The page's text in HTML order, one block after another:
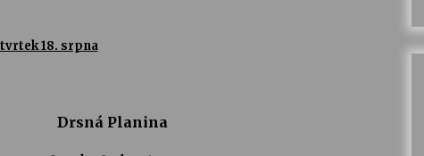
3. 7. 2026
18. srpna
Drsná Planina